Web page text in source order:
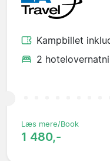
Kampbillet
2
Læs mere/Book
1 480,-